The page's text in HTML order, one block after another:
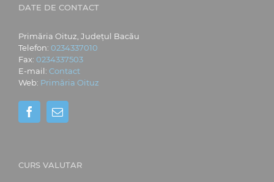
DATE DE CONTACT
Primăria Oituz, Județul Bacău
Telefon: 0234337010
Fax: 0234337503
E-mail: Contact
Web: Primăria Oituz
CURS VALUTAR